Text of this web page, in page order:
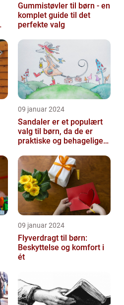
Gummistøvler til børn - en
komplet guide til det
perfekte valg
09 januar 2024
Sandaler er et populært
valg til børn, da de er
praktiske og behagelige
09 januar 2024
Flyverdragt til børn:
Beskyttelse og komfort i
ét